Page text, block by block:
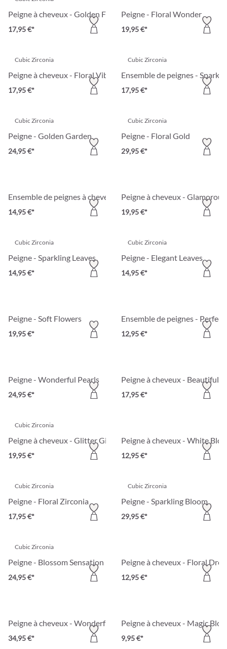
Peigne à cheveux - Golden Flash
17,95 €*
Peigne - Floral Wonder
19,95 €*
Cubic Zirconia
Peigne à cheveux - Floral Vibe
17,95 €*
Cubic Zirconia
Ensemble de peignes -
17,95 €*
Cubic Zirconia
Peigne - Golden Garden
24,95 €*
Cubic Zirconia
Peigne - Floral Gold
29,95 €*
Ensemble de peignes à cheveux - Pretty White
14,95 €*
Peigne à cheveux -
19,95 €*
Cubic Zirconia
Peigne - Sparkling Leaves
14,95 €*
Cubic Zirconia
Peigne - Elegant Leaves
14,95 €*
Peigne - Soft Flowers
19,95 €*
Ensemble de peignes - Perfect
12,95 €*
Peigne - Wonderful Pearls
24,95 €*
Peigne à cheveux - Beautiful
17,95 €*
Cubic Zirconia
Peigne à cheveux - Glitter Girl
19,95 €*
Peigne à cheveux - White
12,95 €*
Cubic Zirconia
Peigne - Floral Zirconia
17,95 €*
Cubic Zirconia
Peigne - Sparkling Bloom
29,95 €*
Cubic Zirconia
Peigne - Blossom Sensation
24,95 €*
Peigne à cheveux - Floral
12,95 €*
Peigne à cheveux - Wonderfull Bloom
34,95 €*
Peigne à cheveux - Magic
9,95 €*